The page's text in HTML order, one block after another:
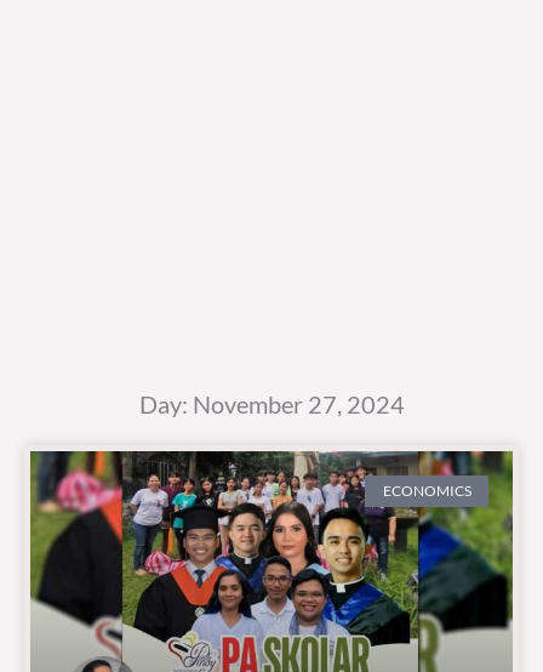
Day: November 27, 2024
ECONOMICS